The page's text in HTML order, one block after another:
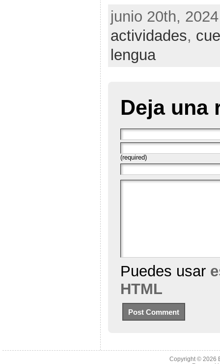
junio 20th,
actividades,
lengua
Deja una
(required)
Puedes usar
HTML
Copyright © 2026